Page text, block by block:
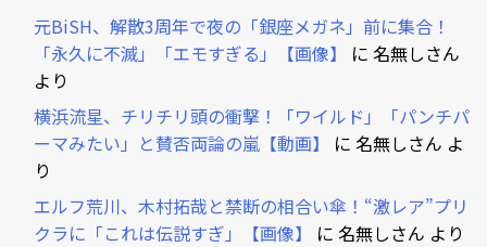
元BiSH、解散3周年で夜の「銀座メガネ」前に集合！
「永久に不滅」「エモすぎる」【画像】
に 名無しさん
より
横浜流星、チリチリ頭の衝撃！「ワイルド」「パンチパ
ーマみたい」と賛否両論の嵐【動画】
に 名無しさん よ
り
エルフ荒川、木村拓哉と禁断の相合い傘！“激レア”プリ
クラに「これは伝説すぎ」【画像】
に 名無しさん より